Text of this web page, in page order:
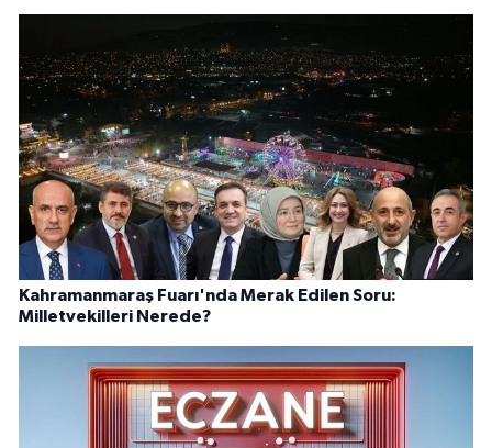
Kahramanmaraş Fuarı'nda Merak Edilen Soru:
Milletvekilleri Nerede?